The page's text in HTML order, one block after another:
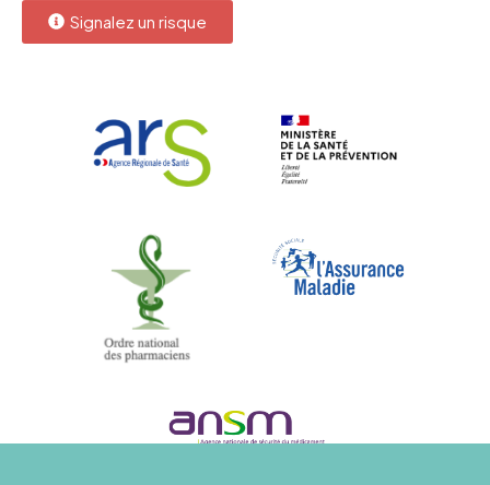
Signalez un risque